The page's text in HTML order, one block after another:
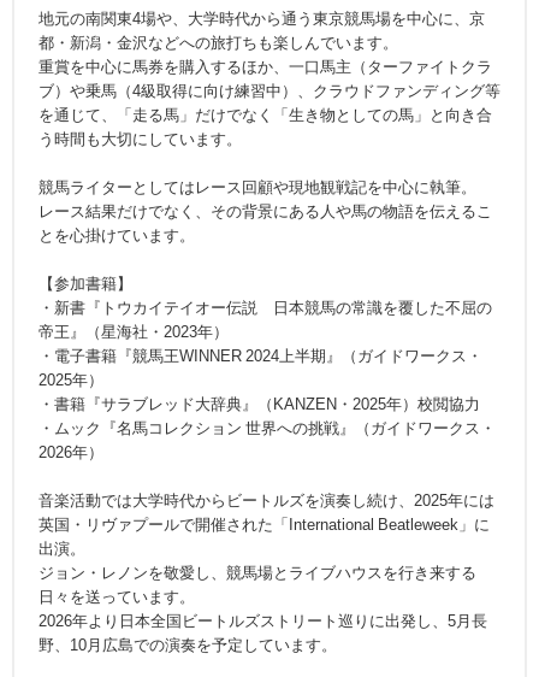
地元の南関東4場や、大学時代から通う東京競馬場を中心に、京
都・新潟・金沢などへの旅打ちも楽しんでいます。
重賞を中心に馬券を購入するほか、一口馬主（ターファイトクラ
ブ）や乗馬（4級取得に向け練習中）、クラウドファンディング等
を通じて、「走る馬」だけでなく「生き物としての馬」と向き合
う時間も大切にしています。
競馬ライターとしてはレース回顧や現地観戦記を中心に執筆。
レース結果だけでなく、その背景にある人や馬の物語を伝えるこ
とを心掛けています。
【参加書籍】
・新書『トウカイテイオー伝説 日本競馬の常識を覆した不屈の
帝王』（星海社・2023年）
・電子書籍『競馬王WINNER 2024上半期』（ガイドワークス・
2025年）
・書籍『サラブレッド大辞典』（KANZEN・2025年）校閲協力
・ムック『名馬コレクション 世界への挑戦』（ガイドワークス・
2026年）
音楽活動では大学時代からビートルズを演奏し続け、2025年には
英国・リヴァプールで開催された「International Beatleweek」に
出演。
ジョン・レノンを敬愛し、競馬場とライブハウスを行き来する
日々を送っています。
2026年より日本全国ビートルズストリート巡りに出発し、5月長
野、10月広島での演奏を予定しています。